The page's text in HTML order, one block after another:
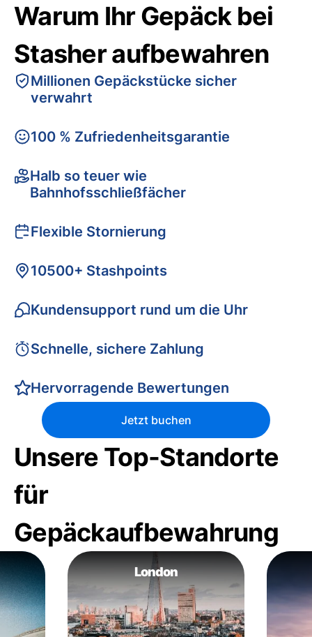
Warum Ihr Gepäck bei
Stasher aufbewahren
Millionen Gepäckstücke sicher
verwahrt
100 % Zufriedenheitsgarantie
Halb so teuer wie
Bahnhofsschließfächer
Flexible Stornierung
10500+ Stashpoints
Kundensupport rund um die Uhr
Schnelle, sichere Zahlung
Hervorragende Bewertungen
Jetzt buchen
Unsere Top-Standorte
für
Gepäckaufbewahrung
London